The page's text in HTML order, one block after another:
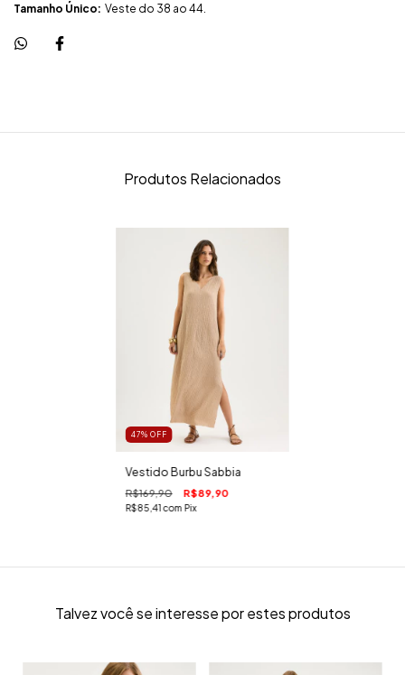
Tamanho Único: Veste do 38 ao 44.
Produtos Relacionados
47% OFF
Vestido Burbu Sabbia
R$169,90 R$89,90
R$85,41com Pix
Talvez você se interesse por estes produtos